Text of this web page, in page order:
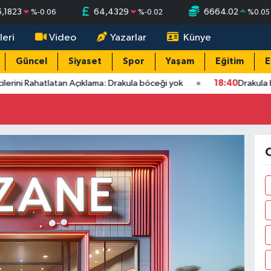
%-0.06 64,4329 %-0.02 6664.02 %0.05
Video Yazarlar Künye
Güncel Siyaset Spor Yaşam Eğitim
Rahatlatan Açıklama: Drakula böceği yok 18:40Drakula